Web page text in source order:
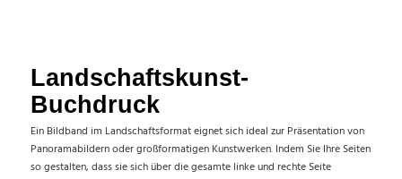
Landschaftskunst-
Buchdruck
Ein Bildband im Landschaftsformat eignet sich ideal zur Präsentation von
Panoramabildern oder großformatigen Kunstwerken. Indem Sie Ihre Seiten
so gestalten, dass sie sich über die gesamte linke und rechte Seite